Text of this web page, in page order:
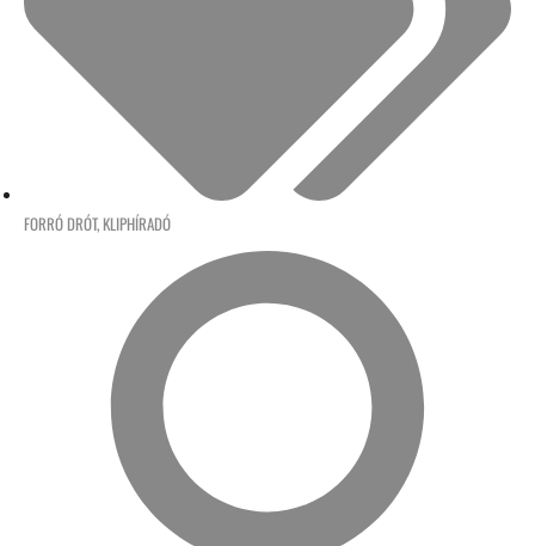
FORRÓ DRÓT, KLIPHÍRADÓ